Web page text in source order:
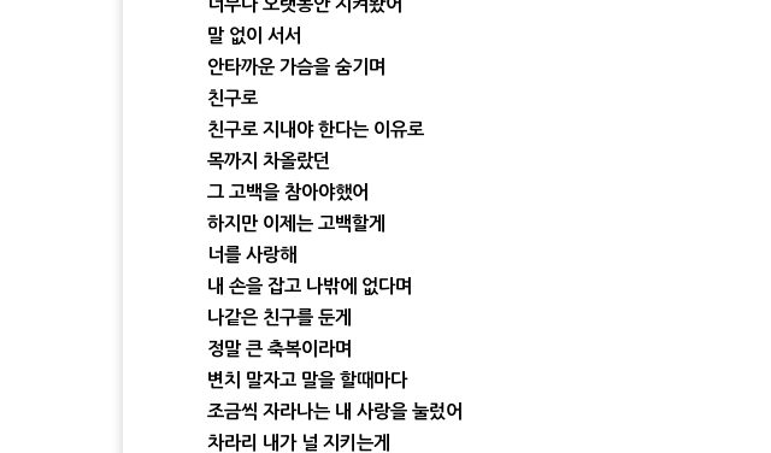
너무나 오랫동안 지켜봤어
말 없이 서서
안타까운 가슴을 숨기며
친구로
친구로 지내야 한다는 이유로
목까지 차올랐던
그 고백을 참아야했어
하지만 이제는 고백할게
너를 사랑해
내 손을 잡고 나밖에 없다며
나같은 친구를 둔게
정말 큰 축복이라며
변치 말자고 말을 할때마다
조금씩 자라나는 내 사랑을 눌렀어
차라리 내가 널 지키는게